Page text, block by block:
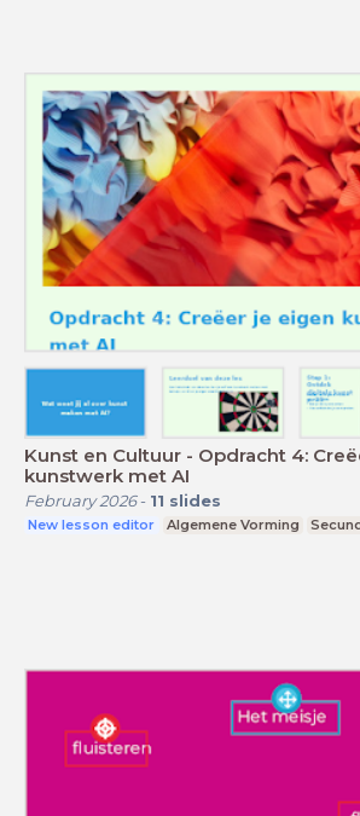
Kunst en Cultuur - Opdracht 4:
kunstwerk met AI
February 2026- 11 slides
New lesson editor Algemene Vorming